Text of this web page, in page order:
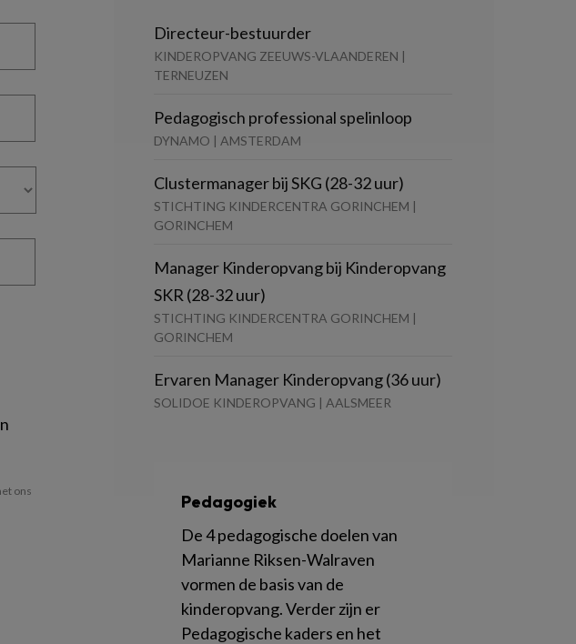
ons
Directeur-bestuurder
KINDEROPVANG ZEEUWS-VLAANDEREN |
TERNEUZEN
Pedagogisch professional spelinloop
DYNAMO | AMSTERDAM
Clustermanager bij SKG (28-32 uur)
STICHTING KINDERCENTRA GORINCHEM |
GORINCHEM
Manager Kinderopvang bij Kinderopvang
SKR (28-32 uur)
STICHTING KINDERCENTRA GORINCHEM |
GORINCHEM
Ervaren Manager Kinderopvang (36 uur)
SOLIDOE KINDEROPVANG | AALSMEER
Pedagogiek
De 4 pedagogische doelen van
Marianne Riksen-Walraven
vormen de basis van de
kinderopvang. Verder zijn er
Pedagogische kaders en het